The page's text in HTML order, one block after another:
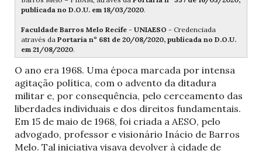
publicada no D.O.U. em 18/03/2020.
Faculdade Barros Melo Recife - UNIAESO - Credenciada
através da Portaria nº 681 de 20/08/2020, publicada no D.O.U.
em 21/08/2020.
O ano era 1968. Uma época marcada por intensa
agitação política, com o advento da ditadura
militar e, por consequência, pelo cerceamento das
liberdades individuais e dos direitos fundamentais.
Em 15 de maio de 1968, foi criada a AESO, pelo
advogado, professor e visionário Inácio de Barros
Melo. Tal iniciativa visava devolver à cidade de